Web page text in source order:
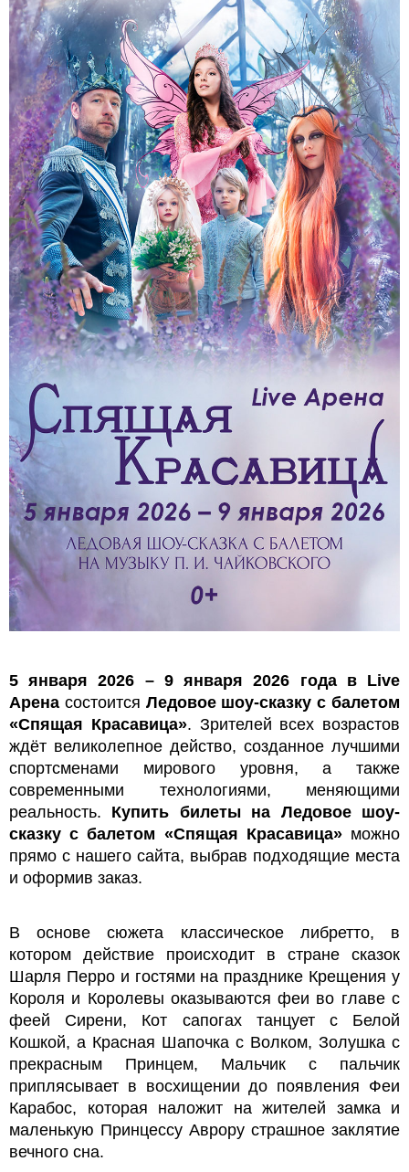
5 января 2026 – 9 января 2026 года в Live
Арена состоится Ледовое шоу-сказку с балетом
«Спящая Красавица». Зрителей всех возрастов
ждёт великолепное действо, созданное лучшими
спортсменами мирового уровня, а также
современными технологиями, меняющими
реальность. Купить билеты на Ледовое шоу-
сказку с балетом «Спящая Красавица»можно
прямо с нашего сайта, выбрав подходящие места
и оформив заказ.
В основе сюжета классическое либретто, в
котором действие происходит в стране сказок
Шарля Перро и гостями на празднике Крещения у
Короля и Королевы оказываются феи во главе с
феей Сирени, Кот сапогах танцует с Белой
Кошкой, а Красная Шапочка с Волком, Золушка с
прекрасным Принцем, Мальчик с пальчик
приплясывает в восхищении до появления Феи
Карабос, которая наложит на жителей замка и
маленькую Принцессу Аврору страшное заклятие
вечного сна.